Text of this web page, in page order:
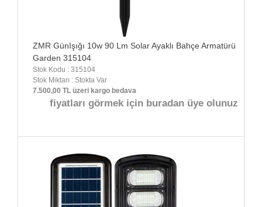
ZMR GünIşığı 10w 90 Lm Solar Ayaklı Bahçe Armatürü
Garden 315104
Stok Kodu : 315104
Stok Miktarı : Stokta Var
7.500,00 TL üzeri kargo bedava
fiyatları görmek için buradan üye olunuz